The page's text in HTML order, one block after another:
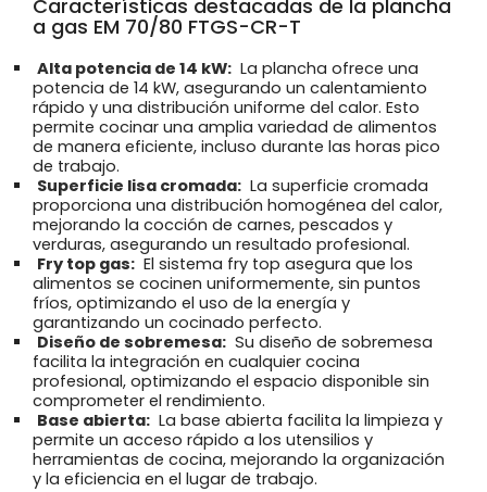
Características destacadas de la plancha
a gas EM 70/80 FTGS-CR-T
Alta potencia de 14 kW: La plancha ofrece una
potencia de 14 kW, asegurando un calentamiento
rápido y una distribución uniforme del calor. Esto
permite cocinar una amplia variedad de alimentos
de manera eficiente, incluso durante las horas pico
de trabajo.
Superficie lisa cromada: La superficie cromada
proporciona una distribución homogénea del calor,
mejorando la cocción de carnes, pescados y
verduras, asegurando un resultado profesional.
Fry top gas: El sistema fry top asegura que los
alimentos se cocinen uniformemente, sin puntos
fríos, optimizando el uso de la energía y
garantizando un cocinado perfecto.
Diseño de sobremesa: Su diseño de sobremesa
facilita la integración en cualquier cocina
profesional, optimizando el espacio disponible sin
comprometer el rendimiento.
Base abierta: La base abierta facilita la limpieza y
permite un acceso rápido a los utensilios y
herramientas de cocina, mejorando la organización
y la eficiencia en el lugar de trabajo.